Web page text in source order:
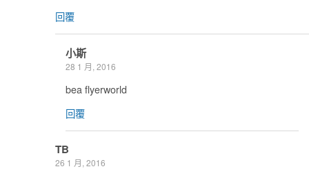
回覆
小斯
28 1 月, 2016
bea flyerworld
回覆
TB
26 1 月, 2016